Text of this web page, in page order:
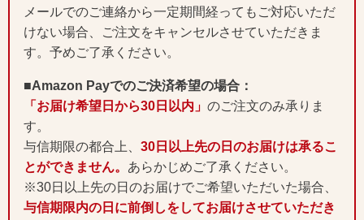
メールでのご連絡から一定期間経ってもご対応いただ
けない場合、ご注文をキャンセルさせていただきま
す。予めご了承ください。
■Amazon Payでのご決済希望の場合：
「お届け希望日から30日以内」のご注文のみ承りま
す。
与信期限の都合上、30日以上先の日のお届けは承るこ
とができません。 あらかじめご了承ください。
※30日以上先の日のお届けでご希望いただいた場合、
与信期限内の日に前倒しをしてお届けさせていただき